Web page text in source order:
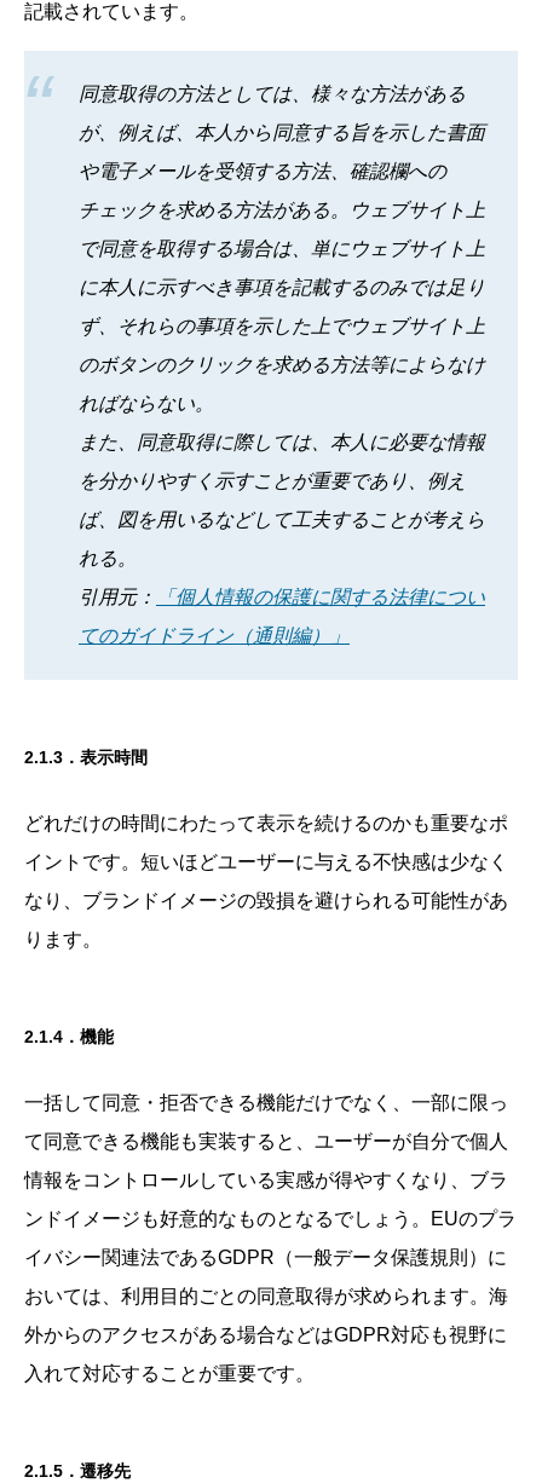
記載されています。
同意取得の方法としては、様々な方法がある
が、例えば、本人から同意する旨を示した書面
や電子メールを受領する方法、確認欄への
チェックを求める方法がある。ウェブサイト上
で同意を取得する場合は、単にウェブサイト上
に本人に示すべき事項を記載するのみでは足り
ず、それらの事項を示した上でウェブサイト上
のボタンのクリックを求める方法等によらなけ
ればならない。
また、同意取得に際しては、本人に必要な情報
を分かりやすく示すことが重要であり、例え
ば、図を用いるなどして工夫することが考えら
れる。
引用元：
「個人情報の保護に関する法律につい
てのガイドライン（通則編）」
2.1.3．表示時間
どれだけの時間にわたって表示を続けるのかも重要なポ
イントです。短いほどユーザーに与える不快感は少なく
なり、ブランドイメージの毀損を避けられる可能性があ
ります。
2.1.4．機能
一括して同意・拒否できる機能だけでなく、一部に限っ
て同意できる機能も実装すると、ユーザーが自分で個人
情報をコントロールしている実感が得やすくなり、ブラ
ンドイメージも好意的なものとなるでしょう。EUのプラ
イバシー関連法であるGDPR（一般データ保護規則）に
おいては、利用目的ごとの同意取得が求められます。海
外からのアクセスがある場合などはGDPR対応も視野に
入れて対応することが重要です。
2.1.5．遷移先